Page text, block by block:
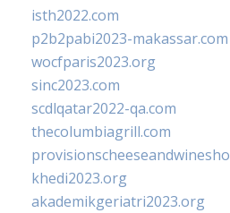
isth2022.com
p2b2pabi2023-makassar.com
wocfparis2023.org
sinc2023.com
scdlqatar2022-qa.com
thecolumbiagrill.com
khedi2023.org
akademikgeriatri2023.org